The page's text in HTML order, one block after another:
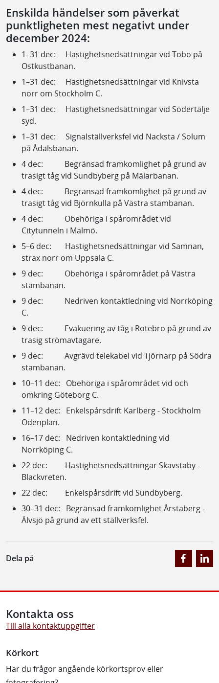
Enskilda händelser som påverkat
punktligheten mest negativt under
december 2024:
1–31 dec: Hastighetsnedsättningar vid Tobo på
Ostkustbanan.
1–31 dec: Hastighetsnedsättningar vid Knivsta
norr om Stockholm C.
1–31 dec: Hastighetsnedsättningar vid Södertälje
syd.
1–31 dec: Signalställverksfel vid Nacksta / Solum
på Ådalsbanan.
4 dec: Begränsad framkomlighet på grund av
trasigt tåg vid Sundbyberg på Mälarbanan.
4 dec: Begränsad framkomlighet på grund av
trasigt tåg vid Björnkulla på Västra stambanan.
4 dec: Obehöriga i spårområdet vid
Citytunneln i Malmö.
5–6 dec: Hastighetsnedsättningar vid Samnan,
strax norr om Uppsala C.
9 dec: Obehöriga i spårområdet på Västra
stambanan.
9 dec: Nedriven kontaktledning vid Norrköping
C.
9 dec: Evakuering av tåg i Rotebro på grund av
trasig strömavtagare.
9 dec: Avgrävd telekabel vid Tjörnarp på Södra
stambanan.
10–11 dec: Obehöriga i spårområdet vid och
omkring Göteborg C.
11–12 dec: Enkelspårsdrift Karlberg - Stockholm
Odenplan.
16–17 dec: Nedriven kontaktledning vid
Norrköping C.
22 dec: Hastighetsnedsättningar Skavstaby -
Blackvreten.
22 dec: Enkelspårsdrift vid Sundbyberg.
30–31 dec: Begränsad framkomlighet Årstaberg -
Älvsjö på grund av ett ställverksfel.
Dela på
Kontakta oss
Till alla kontaktuppgifter
Körkort
Har du frågor angående körkortsprov eller